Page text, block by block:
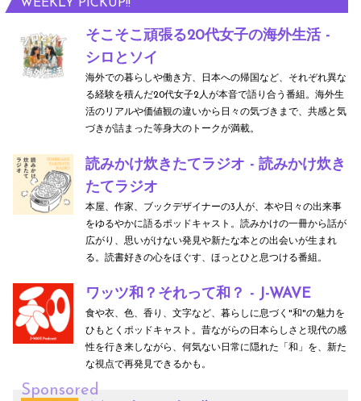
WEEKLY PICKUP!!
そこそこ頑張る20代女子の海外生活 -
シロとソイ
海外での暮らしや働き方、日本への帰国など、それぞれ異な
る経験を積んだ20代女子2人が本音で語り合う番組。海外生
活のリアルや価値観の違いから日々の気づきまで、共感と気
づきが詰まった等身大のトークが満載。
読みかけ炊きたてラジオ - 読みかけ炊き
たてラジオ
本屋、作家、ブックデザイナーの3人が、本や日々の出来事
をゆるやかに語るポッドキャスト。読みかけの一冊から話が
広がり、思いがけない発見や新たな本との出会いが生まれ
る。読書好きの心をほぐす、ほっとひと息つける番組。
ワッツ和？それって和？ - J-WAVE
食や衣、色、香り、文字など、暮らしに息づく"和"の魅力を
ひもとくポッドキャスト。昔ながらの日本らしさと現代の感
性を行き来しながら、何気ない日常に隠れた「和」を、新た
な視点で再発見できるかも。
Sponsored